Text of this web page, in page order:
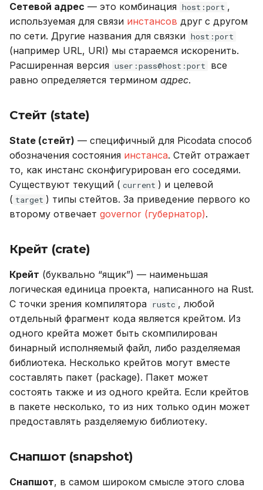
Сетевой адрес — это комбинация host:port ,
используемая для связи инстансов друг с другом
по сети. Другие названия для связки host:port
(например URL, URI) мы стараемся искоренить.
Расширенная версия user:pass@host:port
все
равно определяется термином адрес.
Стейт (state)
State (стейт) — специфичный для Picodata способ
обозначения состояния инстанса. Стейт отражает
то, как инстанс сконфигурирован его соседями.
Существуют текущий ( current ) и целевой
( target ) типы стейтов. За приведение первого ко
второму отвечает governor (губернатор).
Крейт (crate)
Крейт (буквально “ящик”) — наименьшая
логическая единица проекта, написанного на Rust.
С точки зрения компилятора rustc , любой
отдельный фрагмент кода является крейтом. Из
одного крейта может быть скомпилирован
бинарный исполняемый файл, либо разделяемая
библиотека. Несколько крейтов могут вместе
составлять пакет (package). Пакет может
состоять также и из одного крейта. Если крейтов
в пакете несколько, то из них только один может
предоставлять разделяемую библиотеку.
Снапшот (snapshot)
Снапшот, в самом широком смысле этого слова